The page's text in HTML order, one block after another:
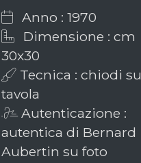
Anno : 1970
Dimensione : cm
30x30
Tecnica : chiodi su
tavola
Autenticazione :
autentica di Bernard
Aubertin su foto